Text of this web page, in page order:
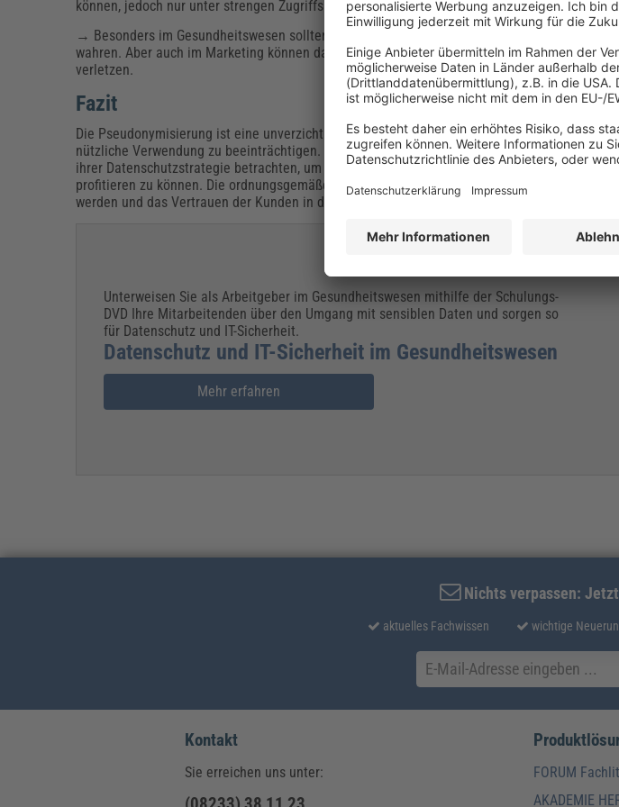
können, jedoch nur unter strengen Zugriffskontrollen und Sicherheitsvorkehrungen.
→ Besonders im Gesundheitswesen sollten Patientendaten pseudonymisiert werden, um
wahren. Aber auch im Marketing können dadurch Kundenprofile ausgewertet werden, ohne
verletzen.
Fazit
Die Pseudonymisierung ist eine unverzichtbare Datenschutzmaßnahme, die dazu beiträgt,
nützliche Verwendung zu beeinträchtigen. Unternehmen, Organisationen und Forscher
ihrer Datenschutzstrategie betrachten, um die Privatsphäre der Menschen zu respektieren
profitieren zu können. Die ordnungsgemäße Anwendung der Pseudonymisierung ist
werden und das Vertrauen der Kunden in den Umgang mit ihren Daten zu wahren.
Unterweisen Sie als Arbeitgeber im Gesundheitswesen mithilfe der Schulungs-
DVD Ihre Mitarbeitenden über den Umgang mit sensiblen Daten und sorgen so
für Datenschutz und IT-Sicherheit.
Datenschutz und IT-Sicherheit im Gesundheitswesen
Mehr erfahren
Nichts verpassen:
aktuelles Fachwissen wichtige
Kontakt
Sie erreichen uns unter:
FORUM
AKADEMIE